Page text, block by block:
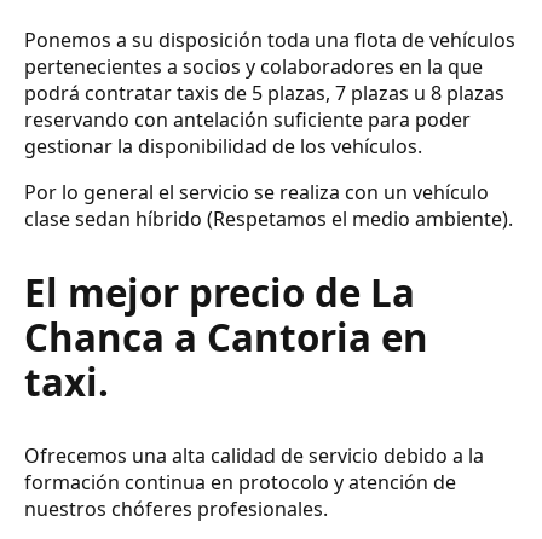
Ponemos a su disposición toda una flota de vehículos
pertenecientes a socios y colaboradores en la que
podrá contratar taxis de 5 plazas, 7 plazas u 8 plazas
reservando con antelación suficiente para poder
gestionar la disponibilidad de los vehículos.
Por lo general el servicio se realiza con un vehículo
clase sedan híbrido (Respetamos el medio ambiente).
El mejor precio de La
Chanca a Cantoria en
taxi.
Ofrecemos una alta calidad de servicio debido a la
formación continua en protocolo y atención de
nuestros chóferes profesionales.